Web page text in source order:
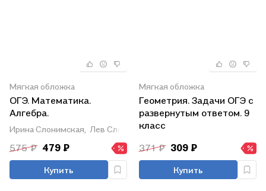
Мягкая обложка
ОГЭ. Математика.
Алгебра.
Геометрия.Тематический
тренинг для подготовки
к основному
государственному
экзамену
Ирина Слонимская, Лев Слонимский
575 ₽ 479 ₽
Купить
Мягкая обложка
Геометрия. Задачи ОГЭ с
развернутым ответом. 9
класс
371 ₽ 309 ₽
Купить